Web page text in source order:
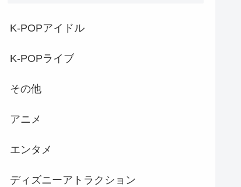
K-POPアイドル
K-POPライブ
その他
アニメ
エンタメ
ディズニーアトラクション